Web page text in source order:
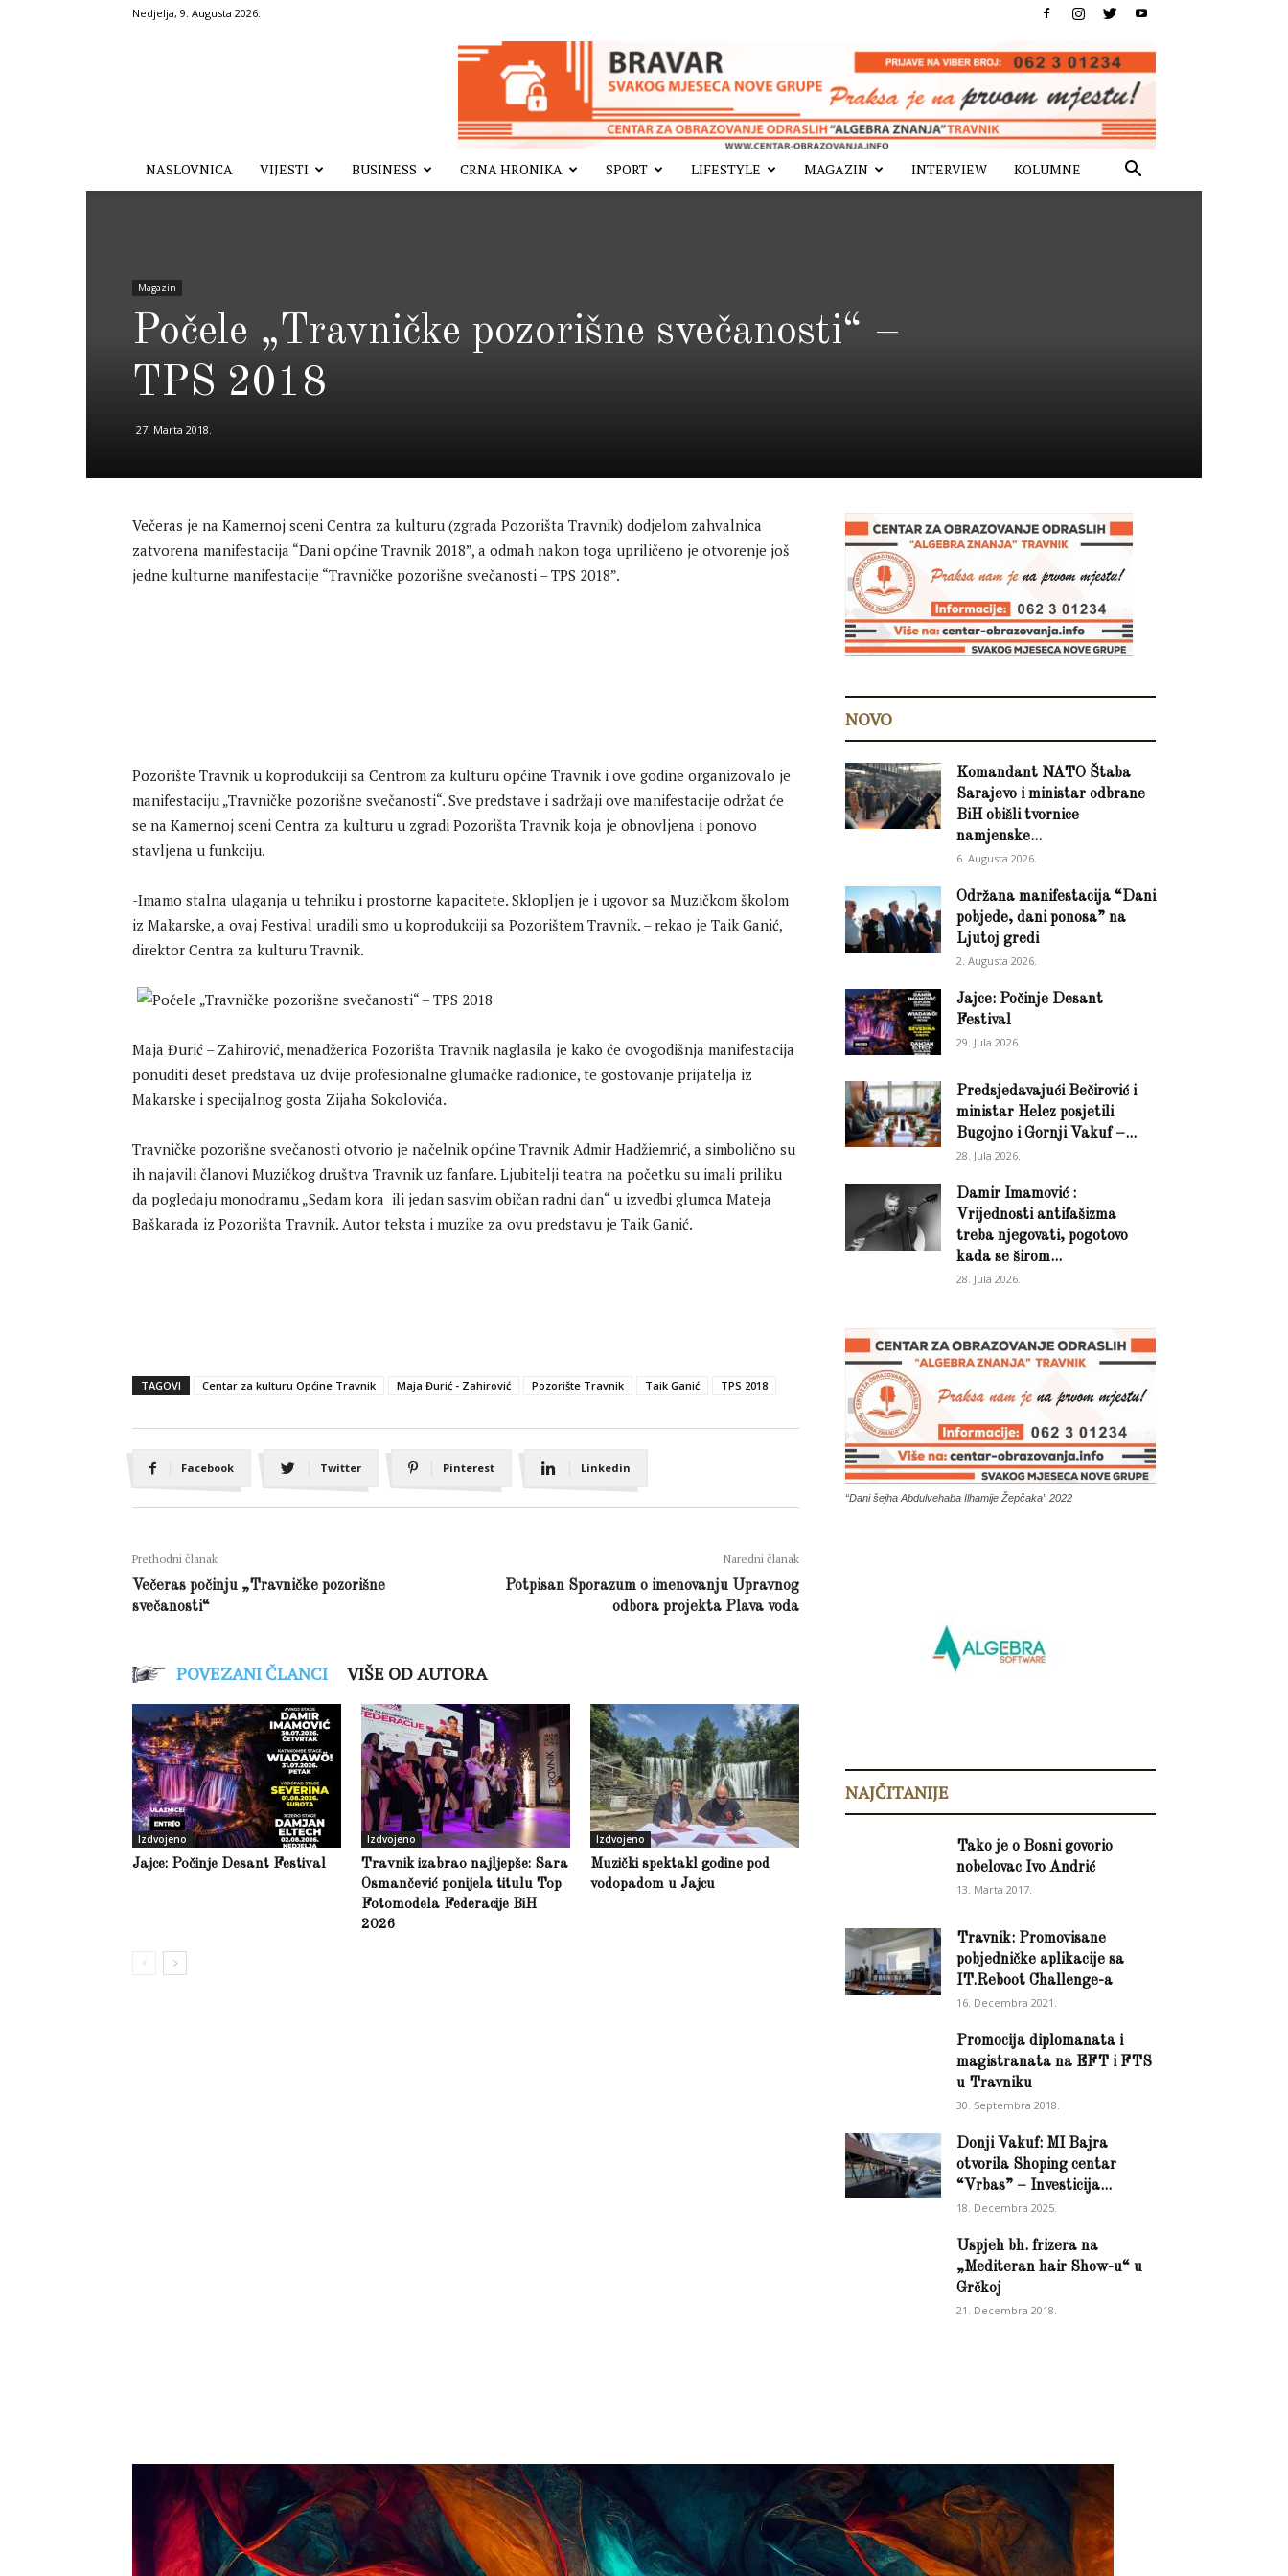
Nedjelja, 9. Augusta 2026.
NASLOVNICA VIJESTI BUSINESS CRNA HRONIKA SPORT LIFESTYLE MAGAZIN INTERVIEW KOLUMNE
Magazin
Počele „Travničke pozorišne svečanosti“ –
TPS 2018
27. Marta 2018.
Večeras je na Kamernoj sceni Centra za kulturu (zgrada Pozorišta Travnik) dodjelom zahvalnica
zatvorena manifestacija “Dani općine Travnik 2018”, a odmah nakon toga upriličeno je otvorenje još
jedne kulturne manifestacije “Travničke pozorišne svečanosti – TPS 2018”.
Pozorište Travnik u koprodukciji sa Centrom za kulturu općine Travnik i ove godine organizovalo je
manifestaciju „Travničke pozorišne svečanosti“. Sve predstave i sadržaji ove manifestacije održat će
se na Kamernoj sceni Centra za kulturu u zgradi Pozorišta Travnik koja je obnovljena i ponovo
stavljena u funkciju.
-Imamo stalna ulaganja u tehniku i prostorne kapacitete. Sklopljen je i ugovor sa Muzičkom školom
iz Makarske, a ovaj Festival uradili smo u koprodukciji sa Pozorištem Travnik. – rekao je Taik Ganić,
direktor Centra za kulturu Travnik.
Maja Đurić – Zahirović, menadžerica Pozorišta Travnik naglasila je kako će ovogodišnja manifestacija
ponuditi deset predstava uz dvije profesionalne glumačke radionice, te gostovanje prijatelja iz
Makarske i specijalnog gosta Zijaha Sokolovića.
Travničke pozorišne svečanosti otvorio je načelnik općine Travnik Admir Hadžiemrić, a simbolično su
ih najavili članovi Muzičkog društva Travnik uz fanfare. Ljubitelji teatra na početku su imali priliku
da pogledaju monodramu „Sedam kora ili jedan sasvim običan radni dan“ u izvedbi glumca Mateja
Baškarada iz Pozorišta Travnik. Autor teksta i muzike za ovu predstavu je Taik Ganić.
TAGOVI Centar za kulturu Općine Travnik Maja Đurić - Zahirović Pozorište Travnik Taik Ganić TPS 2018
Facebook Twitter Pinterest Linkedin
Prethodni članak
Večeras počinju „Travničke pozorišne
svečanosti“
Naredni članak
Potpisan Sporazum o imenovanju Upravnog
odbora projekta Plava voda
POVEZANI ČLANCI VIŠE OD AUTORA
Izdvojeno
Jajce: Počinje Desant Festival
Izdvojeno
Travnik izabrao najljepše: Sara
Osmančević ponijela titulu Top
Fotomodela Federacije BiH
2026
Izdvojeno
Muzički spektakl godine pod
vodopadom u Jajcu
NOVO
Komandant NATO Štaba
Sarajevo i ministar odbrane
BiH obišli tvornice
namjenske...
6. Augusta 2026.
Održana manifestacija “Dani
pobjede, dani ponosa” na
Ljutoj gredi
2. Augusta 2026.
Jajce: Počinje Desant
Festival
29. Jula 2026.
Predsjedavajući Bečirović i
ministar Helez posjetili
Bugojno i Gornji Vakuf –...
28. Jula 2026.
Damir Imamović :
Vrijednosti antifašizma
treba njegovati, pogotovo
kada se širom...
28. Jula 2026.
“Dani šejha Abdulvehaba Ilhamije Žepčaka” 2022
NAJČITANIJE
Tako je o Bosni govorio
nobelovac Ivo Andrić
13. Marta 2017.
Travnik: Promovisane
pobjedničke aplikacije sa
IT.Reboot Challenge-a
16. Decembra 2021.
Promocija diplomanata i
magistranata na EFT i FTS
u Travniku
30. Septembra 2018.
Donji Vakuf: MI Bajra
otvorila Shoping centar
“Vrbas” – Investicija...
18. Decembra 2025.
Uspjeh bh. frizera na
„Mediteran hair Show-u“ u
Grčkoj
21. Decembra 2018.